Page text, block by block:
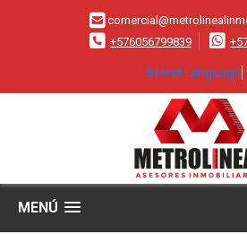
+576056799839
Select Language
MENÚ